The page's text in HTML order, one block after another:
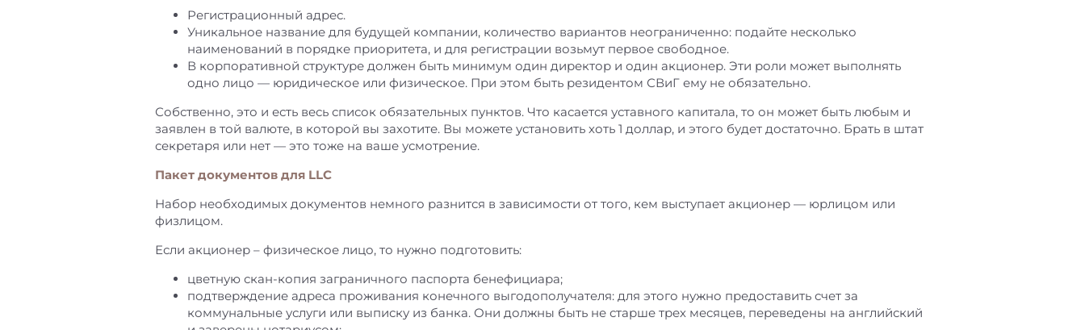
Регистрационный адрес.
Уникальное название для будущей компании, количество вариантов неограниченно: подайте несколько
наименований в порядке приоритета, и для регистрации возьмут первое свободное.
В корпоративной структуре должен быть минимум один директор и один акционер. Эти роли может выполнять
одно лицо — юридическое или физическое. При этом быть резидентом СВиГ ему не обязательно.
Собственно, это и есть весь список обязательных пунктов. Что касается уставного капитала, то он может быть любым и
заявлен в той валюте, в которой вы захотите. Вы можете установить хоть 1 доллар, и этого будет достаточно. Брать в штат
секретаря или нет — это тоже на ваше усмотрение.
Пакет документов для LLC
Набор необходимых документов немного разнится в зависимости от того, кем выступает акционер — юрлицом или
физлицом.
Если акционер – физическое лицо, то нужно подготовить:
цветную скан-копия заграничного паспорта бенефициара;
подтверждение адреса проживания конечного выгодополучателя: для этого нужно предоставить счет за
коммунальные услуги или выписку из банка. Они должны быть не старше трех месяцев, переведены на английский